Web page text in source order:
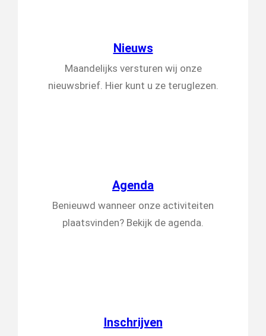
Nieuws
Maandelijks versturen wij onze
nieuwsbrief. Hier kunt u ze teruglezen.
Agenda
Benieuwd wanneer onze activiteiten
plaatsvinden? Bekijk de agenda.
Inschrijven